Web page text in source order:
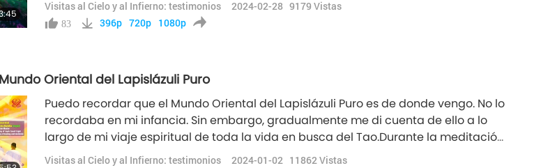
en un bosque. A mi lado derecho vi todo tipo de flora y fauna, incluidas las
Visitas al Cielo y al Infierno: testimonios 2024-02-28 9179 Vistas
83 396p 720p 1080p
Oriental del Lapislázuli Puro
Puedo recordar que el Mundo Oriental del Lapislázuli Puro es de donde vengo. No lo
recordaba en mi infancia. Sin embargo, gradualmente me di cuenta de ello a lo
largo de mi viaje espiritual de toda la vida en busca del Tao.Durante la meditación,
mi alma ha estado en el Mundo Oriental del Lapislázuli Puro, que era digno y
Visitas al Cielo y al Infierno: testimonios 2024-01-02 11862Vistas